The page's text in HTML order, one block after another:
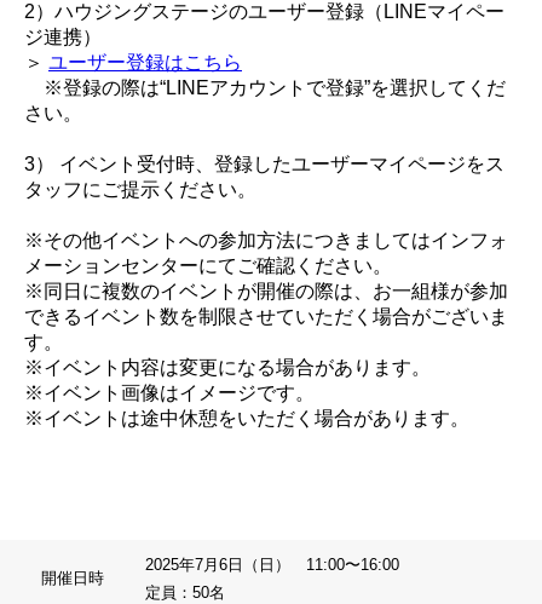
2）ハウジングステージのユーザー登録（LINEマイペー
ジ連携）
＞ ユーザー登録はこちら
※登録の際は“LINEアカウントで登録”を選択してくだ
さい。
3） イベント受付時、登録したユーザーマイページをス
タッフにご提示ください。
※その他イベントへの参加方法につきましてはインフォ
メーションセンターにてご確認ください。
※同日に複数のイベントが開催の際は、お一組様が参加
できるイベント数を制限させていただく場合がございま
す。
※イベント内容は変更になる場合があります。
※イベント画像はイメージです。
※イベントは途中休憩をいただく場合があります。
開催日時
2025年7月6日（日） 11:00〜16:00
定員：50名